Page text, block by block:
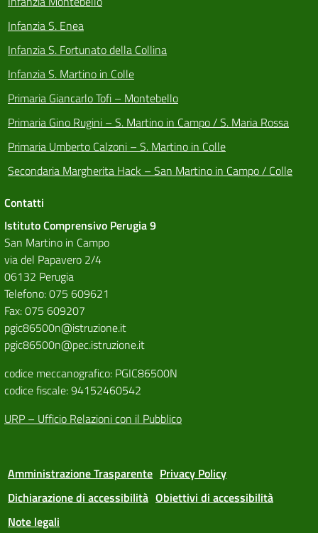
Infanzia S. Enea
Infanzia S. Fortunato della Collina
Infanzia S. Martino in Colle
Primaria Giancarlo Tofi – Montebello
Primaria Gino Rugini – S. Martino in Campo / S. Maria Rossa
Primaria Umberto Calzoni – S. Martino in Colle
Secondaria Margherita Hack – San Martino in Campo / Colle
Contatti
Istituto Comprensivo Perugia 9
San Martino in Campo
via del Papavero 2/4
06132 Perugia
Telefono: 075 609621
Fax: 075 609207
pgic86500n@istruzione.it
pgic86500n@pec.istruzione.it
codice meccanografico: PGIC86500N
codice fiscale: 94152460542
URP – Ufficio Relazioni con il Pubblico
Amministrazione Trasparente Privacy Policy
Dichiarazione di accessibilità Obiettivi di accessibilità
Note legali